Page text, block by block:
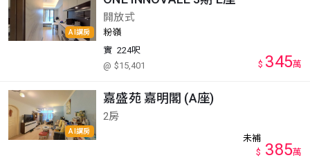
AI講房
開放式
粉嶺
實 224呎
@ $15,401
$ 345萬
AI講房
嘉盛苑 嘉明閣 (A座)
2房
未補
$ 385萬